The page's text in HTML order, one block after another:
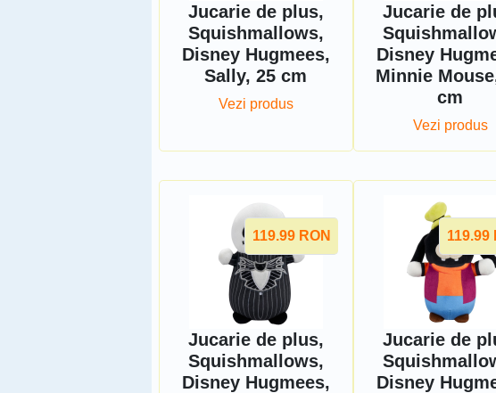
Jucarie de plus,
Squishmallows,
Disney Hugmees,
Sally, 25 cm
Vezi produs
Jucarie de
Disney
Minnie
cm
Vezi produs
119.99 RON
Jucarie de plus,
Squishmallows,
Disney Hugmees,
119.99
Jucarie de
Disney